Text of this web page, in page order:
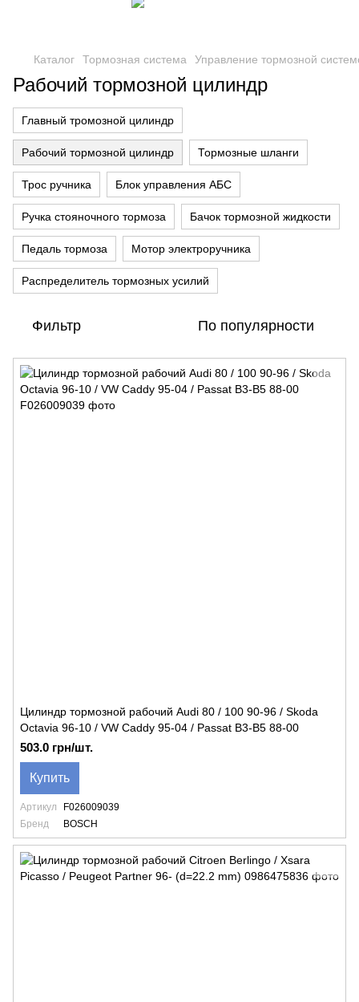
Каталог Тормозная система Управление тормозной
Рабочий тормозной цилиндр
Главный тромозной цилиндр
Рабочий тормозной цилиндр Тормозные шланги
Трос ручника Блок управления АБС
Ручка стояночного тормоза Бачок тормозной жидкости
Педаль тормоза Мотор электроручника
Распределитель тормозных усилий
Фильтр По популярности
Цилиндр тормозной рабочий Audi 80 / 100 90-96 / Skoda
Octavia 96-10 / VW Caddy 95-04 / Passat B3-B5 88-00
503.0 грн/шт.
Купить
Артикул
F026009039
Бренд
BOSCH